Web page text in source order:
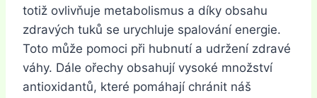
totiž ovlivňuje metabolismus a díky obsahu
zdravých tuků se urychluje spalování energie.
Toto může pomoci při hubnutí a udržení zdravé
váhy. Dále ořechy obsahují vysoké množství
antioxidantů, které pomáhají chránit náš